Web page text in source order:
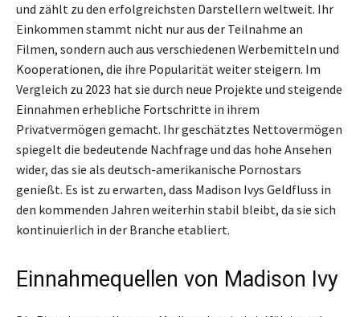
und zählt zu den erfolgreichsten Darstellern weltweit. Ihr
Einkommen stammt nicht nur aus der Teilnahme an
Filmen, sondern auch aus verschiedenen Werbemitteln und
Kooperationen, die ihre Popularität weiter steigern. Im
Vergleich zu 2023 hat sie durch neue Projekte und steigende
Einnahmen erhebliche Fortschritte in ihrem
Privatvermögen gemacht. Ihr geschätztes Nettovermögen
spiegelt die bedeutende Nachfrage und das hohe Ansehen
wider, das sie als deutsch-amerikanische Pornostars
genießt. Es ist zu erwarten, dass Madison Ivys Geldfluss in
den kommenden Jahren weiterhin stabil bleibt, da sie sich
kontinuierlich in der Branche etabliert.
Einnahmequellen von Madison Ivy